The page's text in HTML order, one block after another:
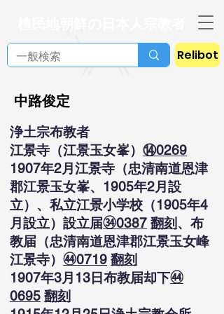
Relibot
中路俊定
浄土宗布教者
江景寺（江景玉女峯） ⑭0269
1907年2月江景寺（忠清南道恩津
郡江景玉女峯、1905年2月設
立）、私立江景小学校（1905年4
月設立）設立届㉞0387 翻刻 、布
教届（忠清南道恩津郡江景玉女峰
江景寺） ㊹0719 翻刻
1907年3月13日布教届却下㊹
0695 翻刻